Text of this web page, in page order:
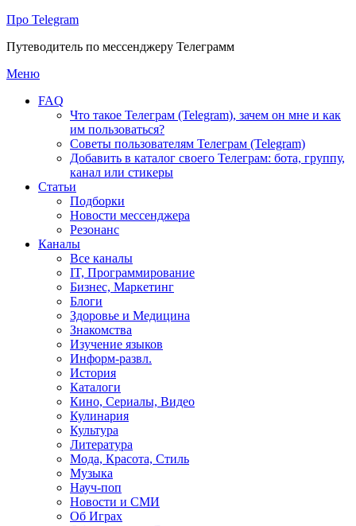
Про Telegram
Путеводитель по мессенджеру Телеграмм
Перейти
содержимому
Меню
FAQ
Что такое Телеграм (Telegram), зачем он мне и как
им пользоваться?
Советы пользователям Телеграм (Telegram)
Добавить в каталог своего Телеграм: бота, группу,
канал или стикеры
Статьи
Подборки
Новости мессенджера
Резонанс
Каналы
Все каналы
IT, Программирование
Бизнес, Маркетинг
Блоги
Здоровье и Медицина
Знакомства
Изучение языков
Информ-развл.
История
Каталоги
Кино, Сериалы, Видео
Кулинария
Культура
Литература
Мода, Красота, Стиль
Музыка
Науч-поп
Новости и СМИ
Об Играх